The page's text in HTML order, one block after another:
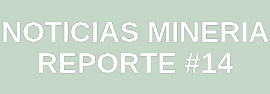
NOTICIAS MINERIA
REPORTE #14